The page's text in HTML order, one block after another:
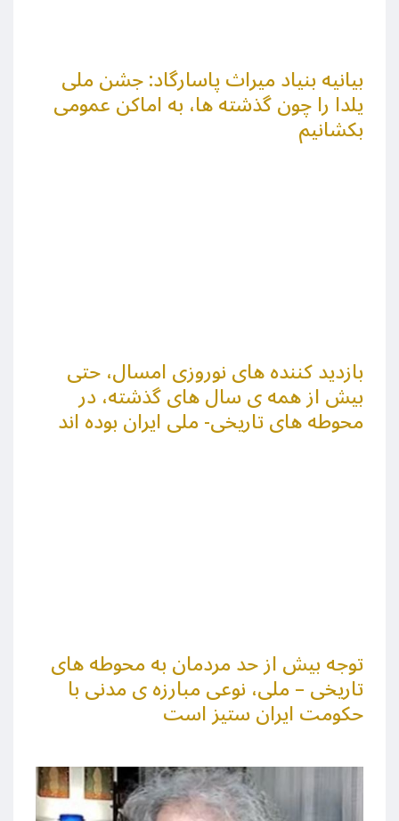
بیانیه بنیاد میراث پاسارگاد: جشن ملی
یلدا را چون گذشته ها، به اماکن عمومی
بکشانیم
بازدید کننده های نوروزی امسال، حتی
بیش از همه ی سال های گذشته، در
محوطه های تاریخی- ملی ایران بوده اند
توجه بیش از حد مردمان به محوطه های
تاریخی – ملی، نوعی مبارزه ی مدنی با
حکومت ایران ستیز است